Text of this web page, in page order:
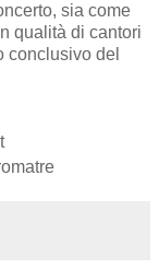
sia come
qualità di cantori
conclusivo del